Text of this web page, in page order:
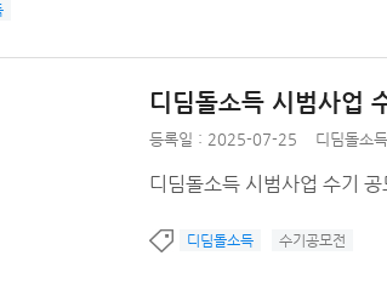
디딤돌소득 시범사업
등록일 : 2025-07-25 디딤돌소득
디딤돌소득 시범사업 수기 공
디딤돌소득 수기공모전